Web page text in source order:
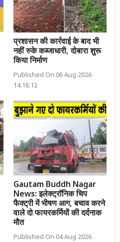
प्रशासन की कार्रवाई के बाद भी
नहीं रुके कब्जाधारी, दोबारा शुरू
किया निर्माण
Published On 06 Aug 2026
14:18:12
Gautam Buddh Nagar
News: इलेक्ट्रॉनिक चिप
फैक्ट्री में भीषण आग, बचाव करने
वाले दो फायरकर्मियों की दर्दनाक
मौत
Published On 04 Aug 2026